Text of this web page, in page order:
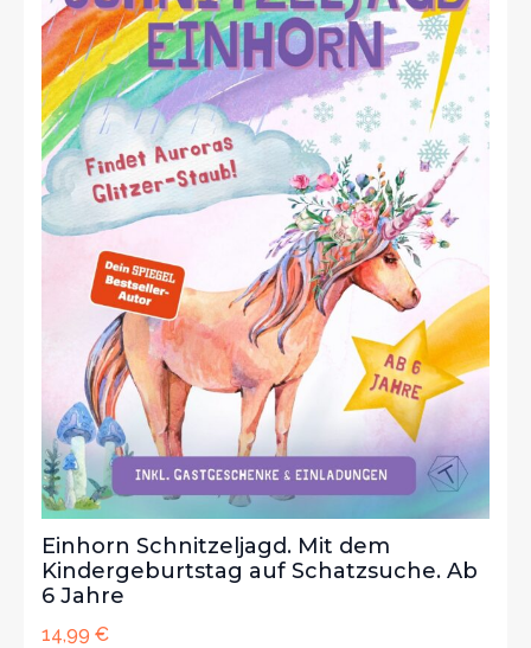
Einhorn Schnitzeljagd. Mit dem
Kindergeburtstag auf Schatzsuche. Ab
6 Jahre
14,99 €